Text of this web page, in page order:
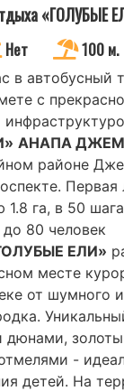
«ГОЛУБЫЕ
Нет 100 м.
в автобусный
с
АНАПА
районе
Первая
га, в 50
80 человек
ЕЛИ»
месте
от шумного и
дюнами,
-
детей. На